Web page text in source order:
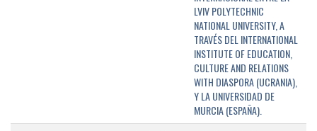
LVIV POLYTECHNIC
NATIONAL UNIVERSITY, A
TRAVÉS DEL INTERNATIONAL
INSTITUTE OF EDUCATION,
CULTURE AND RELATIONS
WITH DIASPORA (UCRANIA),
Y LA UNIVERSIDAD DE
MURCIA (ESPAÑA).